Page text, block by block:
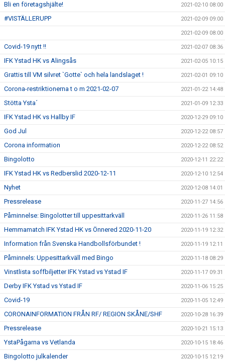
Bli en företagshjälte! 2021-02-10 08:00
#VISTÄLLERUPP 2021-02-09 09:00
2021-02-09 08:00
Covid-19 nytt !! 2021-02-07 08:36
IFK Ystad HK vs Alingsås 2021-02-05 10:15
Grattis till VM silvret `Gotte` och hela landslaget ! 2021-02-01 09:10
Corona-restriktionerna t o m 2021-02-07 2021-01-22 14:48
Stötta Ysta´ 2021-01-09 12:33
IFK Ystad HK vs Hallby IF 2020-12-29 09:10
God Jul 2020-12-22 08:57
Corona information 2020-12-22 08:52
Bingolotto 2020-12-11 22:22
IFK Ystad HK vs Redberslid 2020-12-11 2020-12-10 12:54
Nyhet 2020-12-08 14:01
Pressrelease 2020-11-27 14:56
Påminnelse: Bingolotter till uppesittarkväll 2020-11-26 11:58
Hemmamatch IFK Ystad HK vs Önnered 2020-11-20 2020-11-19 12:32
Information från Svenska Handbollsförbundet ! 2020-11-19 12:11
Påminnels: Uppesittarkväll med Bingo 2020-11-18 08:29
Vinstlista soffbiljetter IFK Ystad vs Ystad IF 2020-11-17 09:31
Derby IFK Ystad vs Ystad IF 2020-11-06 15:25
Covid-19 2020-11-05 12:49
CORONAINFORMATION FRÅN RF/ REGION SKÅNE/SHF 2020-10-28 16:39
Pressrelease 2020-10-21 15:13
YstaPågarna vs Vetlanda 2020-10-15 18:46
Bingolotto julkalender 2020-10-15 12:19